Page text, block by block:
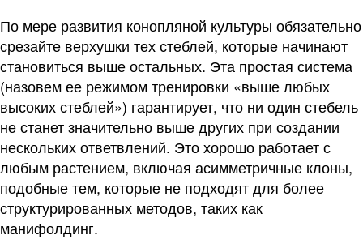
По мере развития конопляной культуры обязательно
срезайте верхушки тех стеблей, которые начинают
становиться выше остальных. Эта простая система
(назовем ее режимом тренировки «выше любых
высоких стеблей») гарантирует, что ни один стебель
не станет значительно выше других при создании
нескольких ответвлений. Это хорошо работает с
любым растением, включая асимметричные клоны,
подобные тем, которые не подходят для более
структурированных методов, таких как
манифолдинг.